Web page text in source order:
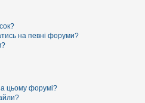
на певні форуми?
цьому форумі?